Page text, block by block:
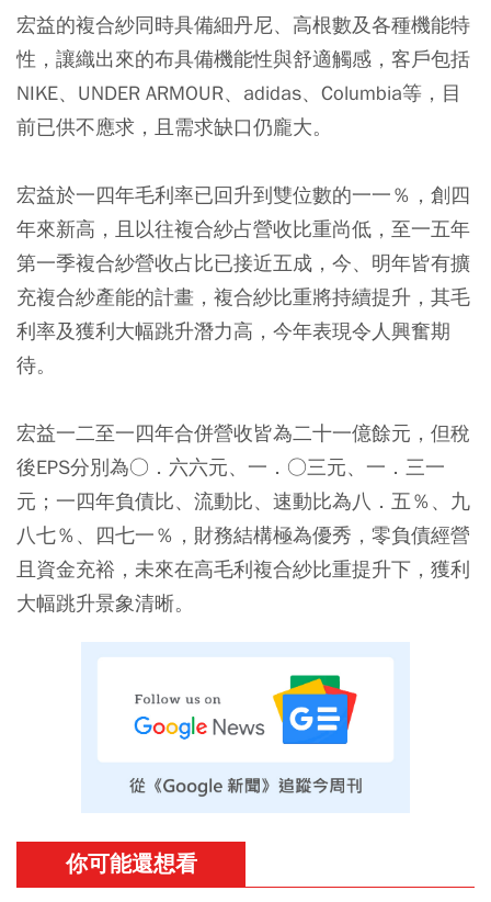
宏益的複合紗同時具備細丹尼、高根數及各種機能特
性，讓織出來的布具備機能性與舒適觸感，客戶包括
NIKE、UNDER ARMOUR、adidas、Columbia等，目
前已供不應求，且需求缺口仍龐大。
宏益於一四年毛利率已回升到雙位數的一一％，創四
年來新高，且以往複合紗占營收比重尚低，至一五年
第一季複合紗營收占比已接近五成，今、明年皆有擴
充複合紗產能的計畫，複合紗比重將持續提升，其毛
利率及獲利大幅跳升潛力高，今年表現令人興奮期
待。
宏益一二至一四年合併營收皆為二十一億餘元，但稅
後EPS分別為○．六六元、一．○三元、一．三一
元；一四年負債比、流動比、速動比為八．五％、九
八七％、四七一％，財務結構極為優秀，零負債經營
且資金充裕，未來在高毛利複合紗比重提升下，獲利
大幅跳升景象清晰。